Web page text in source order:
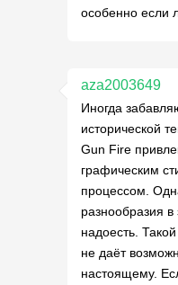
особенно если
aza2003649
Иногда
исторической
Gun Fire
графическим
процессом.
разнообразия
надоесть.
не даёт
настоящему.